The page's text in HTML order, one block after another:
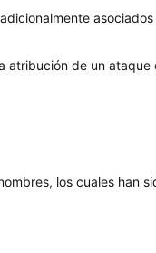
de un
los cuales han